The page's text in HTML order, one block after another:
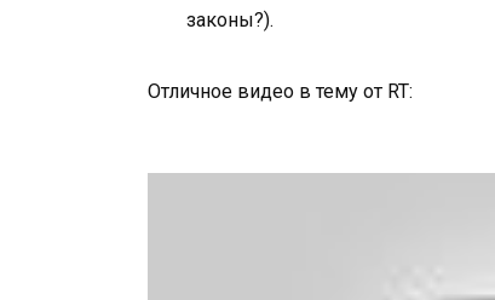
законы?).
Отличное видео в тему от RT: